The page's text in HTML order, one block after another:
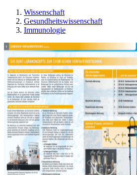
Wissenschaft
Gesundheitswissenschaft
Immunologie